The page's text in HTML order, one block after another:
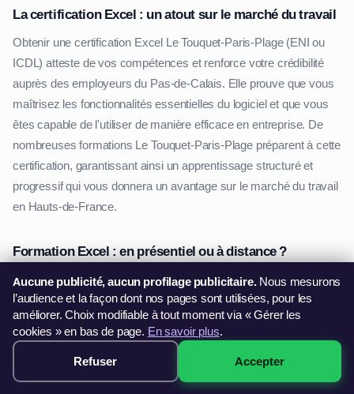
La certification Excel : un atout sur le marché du travail
Obtenir une certification Excel Le Touquet-Paris-Plage (ENI ou
ICDL) atteste de vos compétences et renforce votre crédibilité
auprès des employeurs du Pas-de-Calais. Elle prouve que vous
maîtrisez les fonctionnalités essentielles du logiciel et que vous
êtes capable de l'utiliser de manière efficace en entreprise. De
nombreuses formations Le Touquet-Paris-Plage préparent à cette
certification, garantissant ainsi un apprentissage structuré et
progressif qui vous donnera un avantage sur le marché du travail
en Hauts-de-France.
Formation Excel : en présentiel ou à distance ?
Selon vos préférences et votre disponibilité, vous pouvez choisir
entre une formation en présentiel en salle Le Touquet-Paris-Plage
ou une formation Excel à distance depuis n'importe où dans le
Pas-de-Calais. Les formations en présentiel offrent un cadre idéal
pour un apprentissage interactif avec un formateur dédié. Elles
sont particulièrement adaptées aux professionnels de Le
299€ · Voir les sessions →
Aucune publicité, aucun profilage publicitaire.Nous mesurons
l’audience et la façon dont nos pages sont utilisées, pour les
améliorer. Choix modifiable à tout moment via « Gérer les
cookies » en bas de page. En savoir plus.
Refuser Accepter